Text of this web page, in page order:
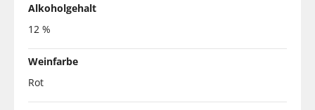
Alkoholgehalt
12 %
Weinfarbe
Rot